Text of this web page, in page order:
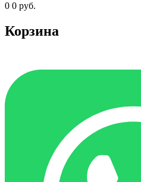
0 0 руб.
Корзина